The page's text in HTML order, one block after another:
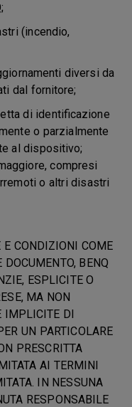
(incendio,
diversi da
dal fornitore;
di identificazione
o parzialmente
al dispositivo;
compresi
o altri disastri
E CONDIZIONI COME
BENQ
ESPLICITE O
MA NON
IMPLICITE DI
UN PARTICOLARE
PRESCRITTA
AI TERMINI
IN NESSUNA
RESPONSABILE